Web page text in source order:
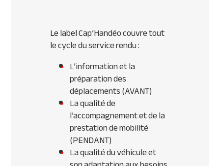
Le label Cap’Handéo couvre tout
le cycle du service rendu :
L’information et la
préparation des
déplacements (AVANT)
La qualité de
l’accompagnement et de la
prestation de mobilité
(PENDANT)
La qualité du véhicule et